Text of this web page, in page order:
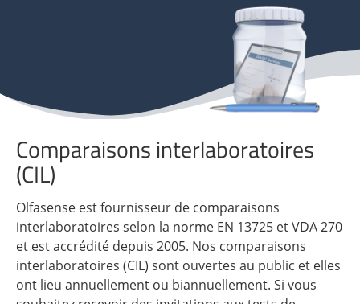
Comparaisons interlaboratoires
(CIL)
Olfasense est fournisseur de comparaisons
interlaboratoires selon la norme EN 13725 et VDA 270
et est accrédité depuis 2005. Nos comparaisons
interlaboratoires (CIL) sont ouvertes au public et elles
ont lieu annuellement ou biannuellement. Si vous